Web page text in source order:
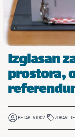
Izglasan
prostora,
PETAR VIDOV